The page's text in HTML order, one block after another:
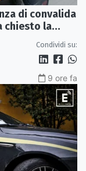
di convalida
chiesto la
Condividi su:
9 ore fa